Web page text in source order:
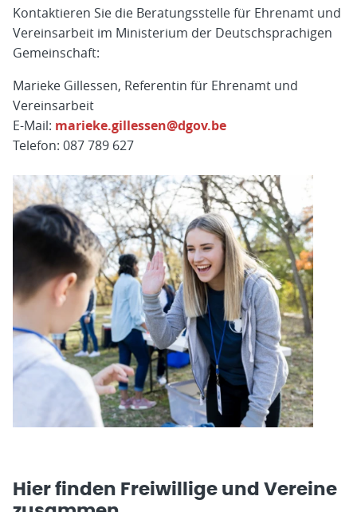
Kontaktieren Sie die Beratungsstelle für Ehrenamt und
Vereinsarbeit im Ministerium der Deutschsprachigen
Gemeinschaft:
Marieke Gillessen, Referentin für Ehrenamt und
Vereinsarbeit
E-Mail: marieke.gillessen@dgov.be
Telefon: 087 789 627
Hier finden Freiwillige und Vereine